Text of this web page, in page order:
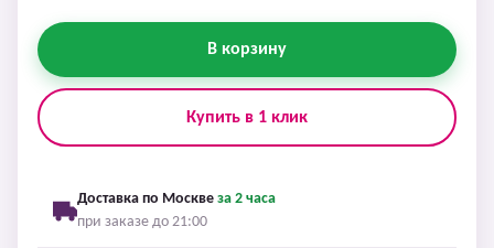
В корзину
Купить в 1 клик
Доставка по Москве за 2 часа
при заказе до 21:00